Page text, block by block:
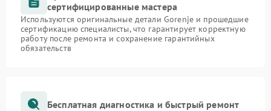
сертифицированные мастера
Используются оригинальные детали Gorenje и прошедшие
сертификацию специалисты, что гарантирует корректную
работу после ремонта и сохранение гарантийных
обязательств
Бесплатная диагностика и быстрый ремонт